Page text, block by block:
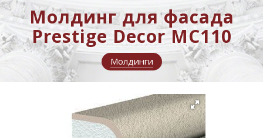
Молдинг для фасада
Prestige Decor MC110
Молдинги